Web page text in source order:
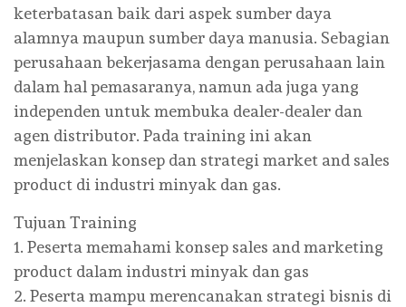
keterbatasan baik dari aspek sumber daya
alamnya maupun sumber daya manusia. Sebagian
perusahaan bekerjasama dengan perusahaan lain
dalam hal pemasaranya, namun ada juga yang
independen untuk membuka dealer-dealer dan
agen distributor. Pada training ini akan
menjelaskan konsep dan strategi market and sales
product di industri minyak dan gas.
Tujuan Training
1. Peserta memahami konsep sales and marketing
product dalam industri minyak dan gas
2. Peserta mampu merencanakan strategi bisnis di